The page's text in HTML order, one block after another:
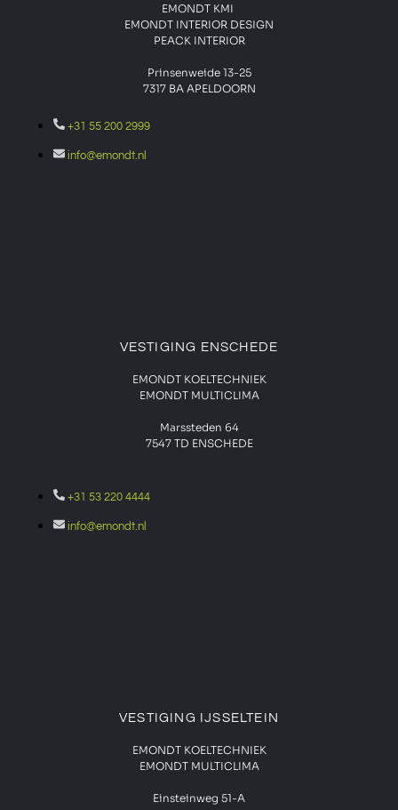
EMONDT KMI
EMONDT INTERIOR DESIGN
PEACK INTERIOR
Prinsenweide 13-25
7317 BA APELDOORN
+31 55 200 2999
info@emondt.nl
VESTIGING ENSCHEDE
EMONDT KOELTECHNIEK
EMONDT MULTICLIMA
Marssteden 64
7547 TD ENSCHEDE
+31 53 220 4444
info@emondt.nl
VESTIGING IJSSELTEIN
EMONDT KOELTECHNIEK
EMONDT MULTICLIMA
Einsteinweg 51-A